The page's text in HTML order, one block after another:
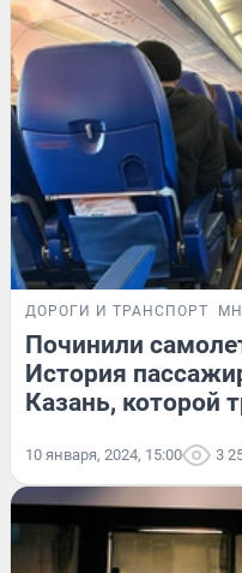
ДОРОГИ И ТРАНСПОРТ
Починили
История
Казань, которой
10 января, 2024, 15:00 3